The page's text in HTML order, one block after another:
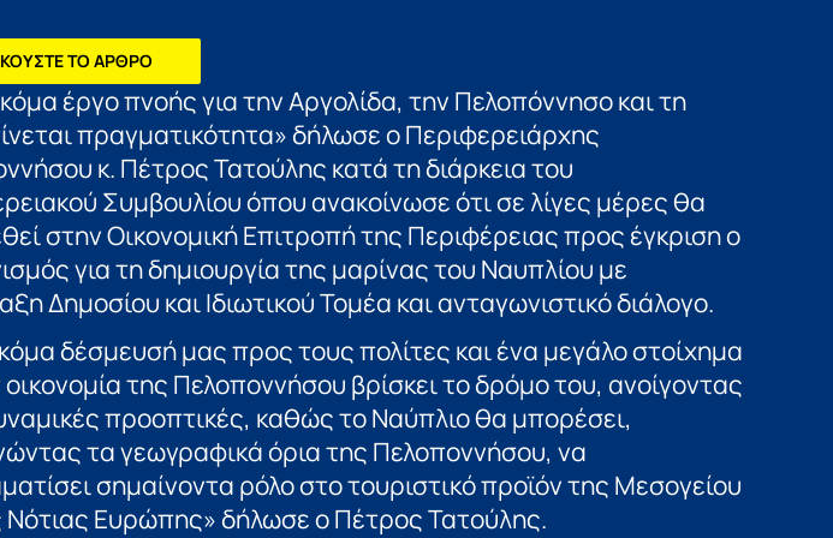
ΤΟ ΑΡΘΡΟ
έργο πνοής για την Αργολίδα, την Πελοπόννησο και τη
πραγματικότητα» δήλωσε ο Περιφερειάρχης
κ. Πέτρος Τατούλης κατά τη διάρκεια του
Συμβουλίου όπου ανακοίνωσε ότι σε λίγες μέρες θα
στην Οικονομική Επιτροπή της Περιφέρειας προς έγκριση ο
για τη δημιουργία της μαρίνας του Ναυπλίου με
Δημοσίου και Ιδιωτικού Τομέα και ανταγωνιστικό διάλογο.
δέσμευσή μας προς τους πολίτες και ένα μεγάλο στοίχημα
οικονομία της Πελοποννήσου βρίσκει το δρόμο του, ανοίγοντας
προοπτικές, καθώς το Ναύπλιο θα μπορέσει,
τα γεωγραφικά όρια της Πελοποννήσου, να
σημαίνοντα ρόλο στο τουριστικό προϊόν της Μεσογείου
Νότιας Ευρώπης» δήλωσε ο Πέτρος Τατούλης.